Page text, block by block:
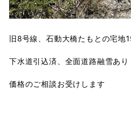
旧8号線、石動大橋たもとの宅地
下水道引込済、全面道路融雪あり
価格のご相談お受けします